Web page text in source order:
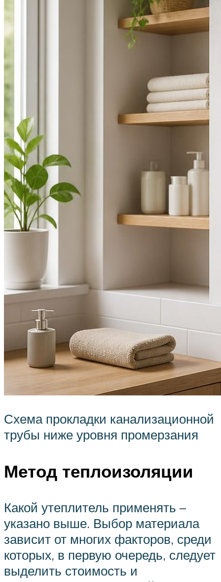
Схема прокладки канализационной
трубы ниже уровня промерзания
Метод теплоизоляции
Какой утеплитель применять –
указано выше. Выбор материала
зависит от многих факторов, среди
которых, в первую очередь, следует
выделить стоимость и